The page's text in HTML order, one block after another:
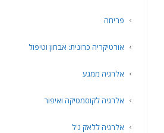
פריחה
אורטיקריה כרונית: אבחון וטיפול
אלרגיה ממגע
אלרגיה לקוסמטיקה ואיפור
אלרגיה ללאק ג'ל